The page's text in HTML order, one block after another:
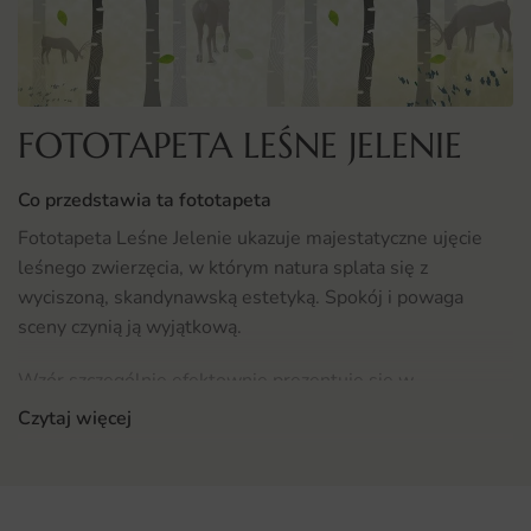
FOTOTAPETA LEŚNE JELENIE
Co przedstawia ta fototapeta
Fototapeta Leśne Jelenie ukazuje majestatyczne ujęcie
leśnego zwierzęcia, w którym natura splata się z
wyciszoną, skandynawską estetyką. Spokój i powaga
sceny czynią ją wyjątkową.
aranżacjach skandynawskich i rustykalnych.
Czytaj więcej